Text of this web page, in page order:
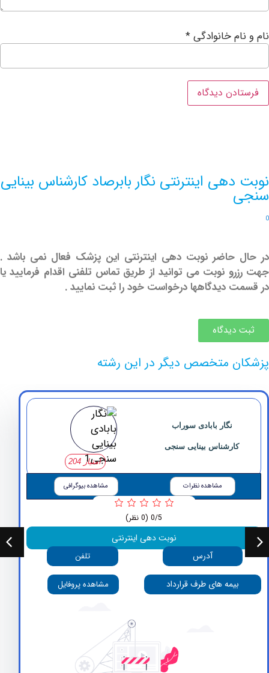
خانوادگی*
اینترنتی نگار بابرصاد کارشناس بینایی
حاضر نوبت دهی اینترنتی این پزشک فعال نمی باشد .
نوبت می توانید از طریق تماس تلفنی اقدام فرمایید یا
دیدگاهها درخواست خود را ثبت نمایید .
متخصص دیگر در این رشته
نگار بابادی سوراب
کارشناس بینایی سنجی
امتیاز 204
مشاهده نظرات مشاهده بیوگرافی
نوبت دهی اینترنتی
آدرس
تلفن
بیمه های طرف قرارداد مشاهده پروفایل